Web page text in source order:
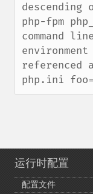
descending
php-fpm
command
referenced
php.ini
运行时配置
配置文件